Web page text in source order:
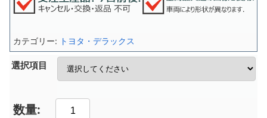
選択項目
カテゴリー: トヨタ・デラックス